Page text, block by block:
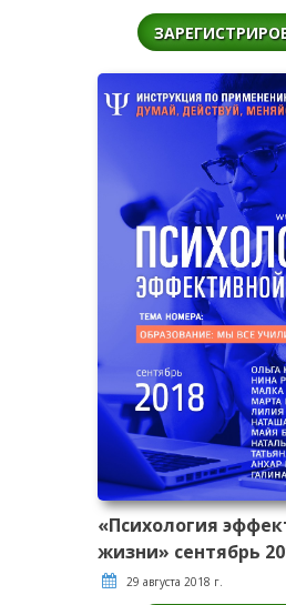
«Психология
жизни» сентябрь
29 августа 2018 г.